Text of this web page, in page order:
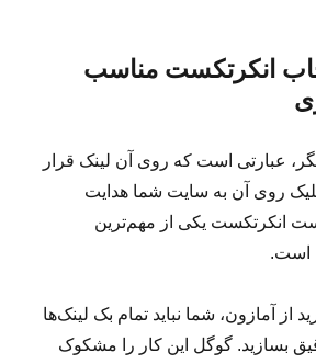
انکرتکست مناسب
عبارتی است که روی آن لینک قرار
روی آن به سایت شما هدایت
انکرتکست یکی از مهم‌ترین
است.
از آمازون، شما نباید تمام بک لینک‌ها
بسازید. گوگل این کار را مشکوک